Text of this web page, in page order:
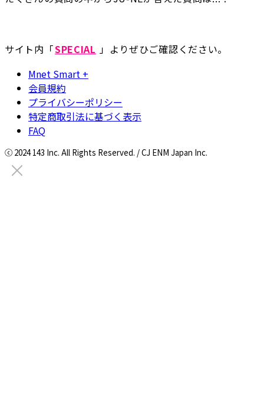
サイト内「SPECIAL 」よりぜひご確認ください。
Mnet Smart +
会員規約
プライバシーポリシー
特定商取引法に基づく表示
FAQ
ⓒ 2024 143 Inc. All Rights Reserved. / CJ ENM Japan Inc.